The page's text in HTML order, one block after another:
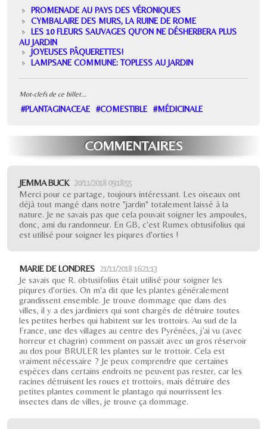
PROMENADE AU PAYS DES VÉRONIQUES
CYMBALAIRE DES MURS, LA RUINE DE ROME
LES 10 FLEURS SAUVAGES QU'ON NE DÉSHERBERA PLUS
AU JARDIN
JOYEUSES PÂQUERETTES!
LAMPSANE COMMUNE: TOPLESS AU JARDIN
Mot-clefs de ce billet...
#PLANTAGINACEAE #COMESTIBLE #MÉDICINALE
COMMENTAIRES
JEMMA BUCK 20/11/2018 09:18:55
Merci pour ce partage, toujours intéressant. Les oiseaux ont
déjà tout mangé dans notre "jardin" totalement laissé à la
nature. Je ne savais pas que cela pouvait soigner les ampoules,
donc, ami du randonneur. En GB, c'est Rumex obtusifolius qui
est utilisé pour soigner les piqures d'orties !
MARIE DE LONDRES 21/11/2018 16:21:13
Je savais que R. obtusifolius était utilisé pour soigner les
piqures d'orties. On m'a dit que les plantes généralement
grandissent ensemble. Je trouve dommage que dans des
villes, il y a des jardiniers qui sont chargés de détruire toutes
les petites herbes qui habitent sur les trottoirs. Au sud de la
France, une des villages au centre des Pyrénées, j’ai vu (avec
horreur et chagrin) comment on passait avec un gros réservoir
au dos pour BRULER les plantes sur le trottoir. Cela est
vraiment nécessaire ? Je peux comprendre que certaines
espèces dans certains endroits ne peuvent pas rester, car les
racines détruisent les roues et trottoirs, mais détruire des
petites plantes comment le plantago qui nourrissent les
insectes dans de villes, je trouve ça dommage.